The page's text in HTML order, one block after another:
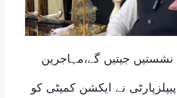
پونچھ سے 5 نشستیں جیتیں گے،مہاجرین
نے ایکشن کمیٹی کو